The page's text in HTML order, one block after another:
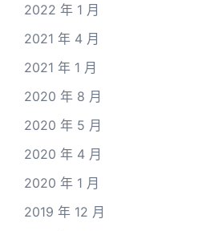
2022 年 1 月
2021 年 4 月
2021 年 1 月
2020 年 8 月
2020 年 5 月
2020 年 4 月
2020 年 1 月
2019 年 12 月